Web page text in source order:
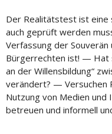
Der Realitätstest ist
auch geprüft werden
Verfassung der
Bürgerrechten ist! — Hat
an der Willensbildung“
verändert? — Versuchen
Nutzung von Medien
betreuen und informell